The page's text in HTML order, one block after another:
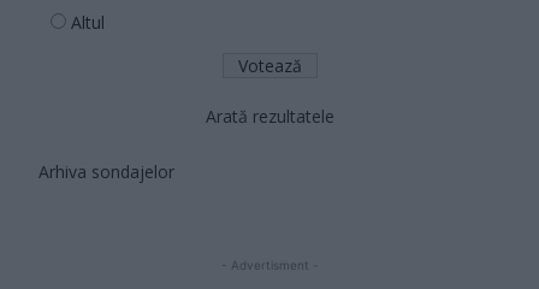
Altul
Arată rezultatele
Arhiva sondajelor
- Advertisment -